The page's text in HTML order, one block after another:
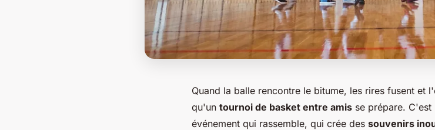
Quand la balle rencontre le bitume, les rires fusent et
qu'un tournoi de basket entre amis se prépare.
événement qui rassemble, qui crée des souvenirs